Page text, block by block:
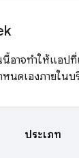
อาจทำให้แอป
หนดเองภายใน
ประเภท